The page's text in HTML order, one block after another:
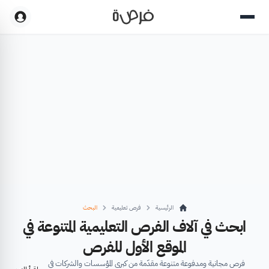
الرئيسية فرص تعليمية البحث
ابحث في آلاف الفرص التعليمية المتنوعة في
الموقع الأول للفرص
فرص مجانية ومدفوعة متنوعة مقدّمة من كبرى المؤسسات والشركات في